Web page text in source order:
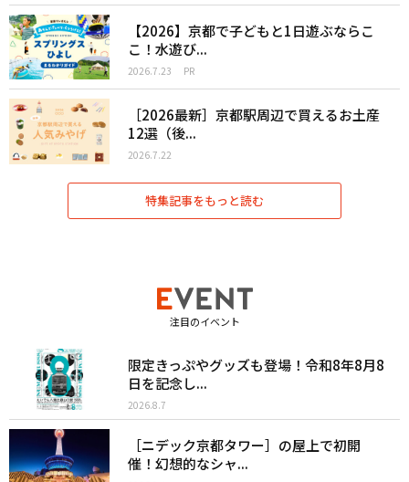
【2026】京都で子どもと1日遊ぶならこ
こ！水遊び...
2026.7.23 PR
［2026最新］京都駅周辺で買えるお土産
12選（後...
2026.7.22
特集記事をもっと読む
注目のイベント
限定きっぷやグッズも登場！令和8年8月8
日を記念し...
2026.8.7
［ニデック京都タワー］の屋上で初開
催！幻想的なシャ...